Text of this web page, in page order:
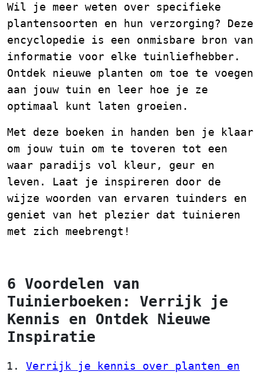
Wil je meer weten over specifieke
plantensoorten en hun verzorging? Deze
encyclopedie is een onmisbare bron van
informatie voor elke tuinliefhebber.
Ontdek nieuwe planten om toe te voegen
aan jouw tuin en leer hoe je ze
optimaal kunt laten groeien.
Met deze boeken in handen ben je klaar
om jouw tuin om te toveren tot een
waar paradijs vol kleur, geur en
leven. Laat je inspireren door de
wijze woorden van ervaren tuinders en
geniet van het plezier dat tuinieren
met zich meebrengt!
6 Voordelen van
Tuinierboeken: Verrijk je
Kennis en Ontdek Nieuwe
Inspiratie
Verrijk je kennis over planten en